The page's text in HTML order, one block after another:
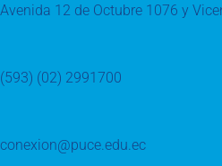
Avenida 12 de Octubre 1076 y
(593) (02) 2991700
conexion@puce.edu.ec